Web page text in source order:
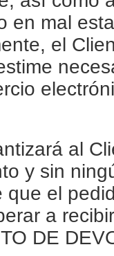
en mal
el
al
y sin
que el
a
DE